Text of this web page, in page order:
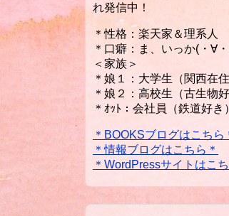
れ発信中！
＊性格：楽天家＆理系人
＊口癖：ま、いっか(・∀
＜家族＞
＊娘１：大学生（関西在住
＊娘２：高校生（古生物好
＊ｵｯﾄ：会社員（鉄道好き）
＊BOOKSブログはこちら
＊情報ブログはこちら＊
＊WordPressサイトはこち